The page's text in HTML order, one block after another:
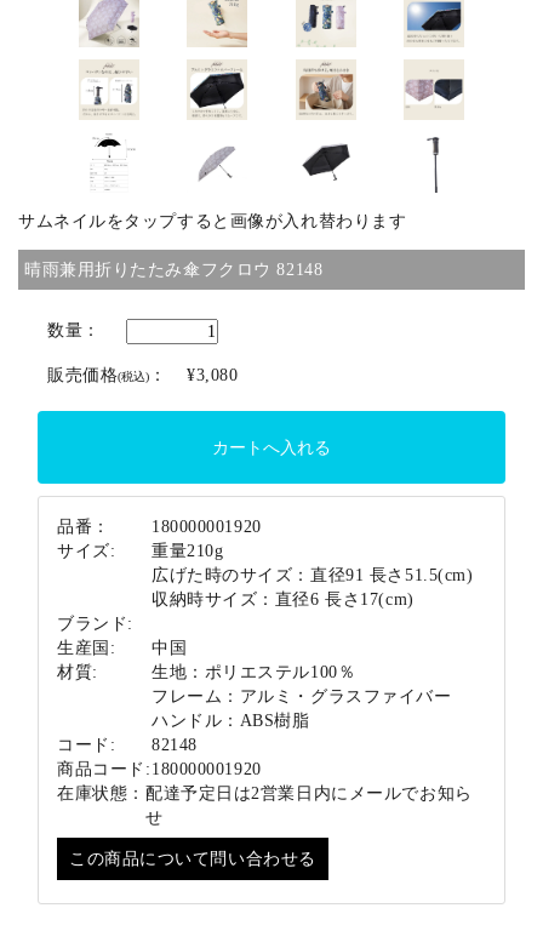
ブランド
サムネイルをタップすると画像が入れ替わります
晴雨兼用折りたたみ傘フクロウ 82148
数量：
販売価格(税込) ： ¥3,080
品番：
180000001920
サイズ:
重量210g
広げた時のサイズ：直径91 長さ51.5(cm)
収納時サイズ：直径6 長さ17(cm)
ブランド:
生産国:
中国
材質:
生地：ポリエステル100％
フレーム：アルミ・グラスファイバー
ハンドル：ABS樹脂
コード:
82148
商品コード: 180000001920
在庫状態： 配達予定日は2営業日内にメールでお知ら
せ
この商品について問い合わせる